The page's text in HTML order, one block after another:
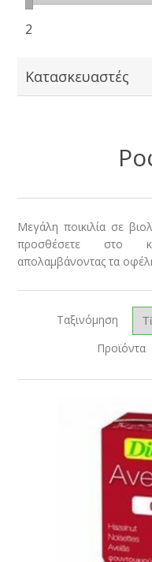
2
Κατασκευαστές
Μεγάλη ποικιλία σε
προσθέσετε στο
απολαμβάνοντας τα
Ταξινόμηση
Προϊόντα